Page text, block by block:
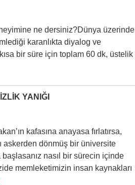
ne dersiniz?Dünya üzerinde
karanlıkta diyalog ve
bir süre için toplam 60 dk, üstelik
YANIĞI
kafasına anayasa fırlatırsa,
askerden dönmüş bir üniversite
nasıl bir sürecin içinde
memleketimizin insan kaynakları